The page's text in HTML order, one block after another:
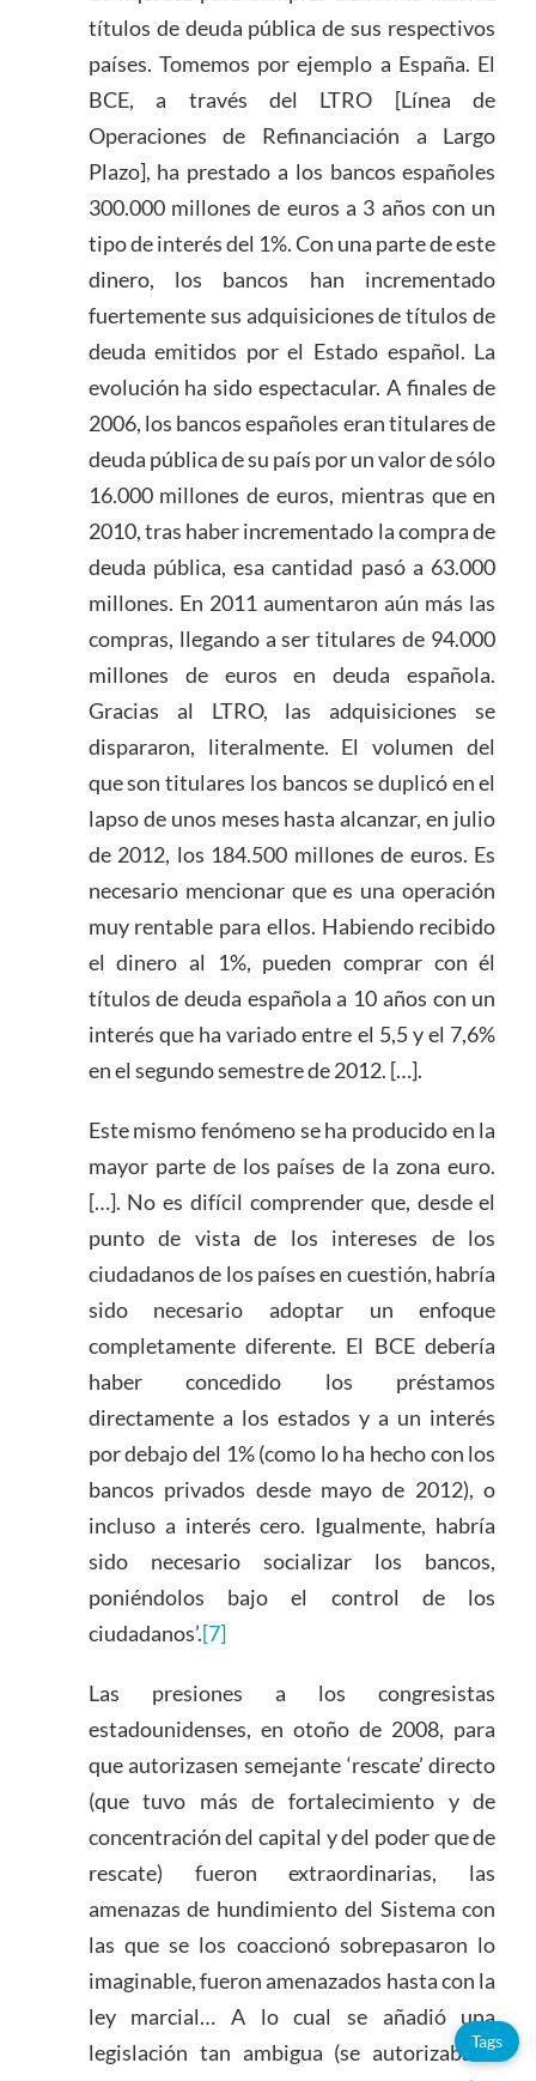
títulos de deuda pública de sus respectivos
países. Tomemos por ejemplo a España. El
BCE, a través del LTRO [Línea de
Operaciones de Refinanciación a Largo
Plazo], ha prestado a los bancos españoles
300.000 millones de euros a 3 años con un
tipo de interés del 1%. Con una parte de este
dinero, los bancos han incrementado
fuertemente sus adquisiciones de títulos de
deuda emitidos por el Estado español. La
evolución ha sido espectacular. A finales de
2006, los bancos españoles eran titulares de
deuda pública de su país por un valor de sólo
16.000 millones de euros, mientras que en
2010, tras haber incrementado la compra de
deuda pública, esa cantidad pasó a 63.000
millones. En 2011 aumentaron aún más las
compras, llegando a ser titulares de 94.000
millones de euros en deuda española.
Gracias al LTRO, las adquisiciones se
dispararon, literalmente. El volumen del
que son titulares los bancos se duplicó en el
lapso de unos meses hasta alcanzar, en julio
de 2012, los 184.500 millones de euros. Es
necesario mencionar que es una operación
muy rentable para ellos. Habiendo recibido
el dinero al 1%, pueden comprar con él
títulos de deuda española a 10 años con un
interés que ha variado entre el 5,5 y el 7,6%
en el segundo semestre de 2012. […].
Este mismo fenómeno se ha producido en la
mayor parte de los países de la zona euro.
[…]. No es difícil comprender que, desde el
punto de vista de los intereses de los
ciudadanos de los países en cuestión, habría
sido necesario adoptar un enfoque
completamente diferente. El BCE debería
haber concedido los préstamos
directamente a los estados y a un interés
por debajo del 1% (como lo ha hecho con los
bancos privados desde mayo de 2012), o
incluso a interés cero. Igualmente, habría
sido necesario socializar los bancos,
poniéndolos bajo el control de los
ciudadanos’.[7]
Las presiones a los congresistas
estadounidenses, en otoño de 2008, para
que autorizasen semejante ‘rescate’ directo
(que tuvo más de fortalecimiento y de
concentración del capital y del poder que de
rescate) fueron extraordinarias, las
amenazas de hundimiento del Sistema con
las que se los coaccionó sobrepasaron lo
imaginable, fueron amenazados hasta con la
ley marcial… A lo cual se añadió una
legislación tan ambigua (se autorizaba a
Tags